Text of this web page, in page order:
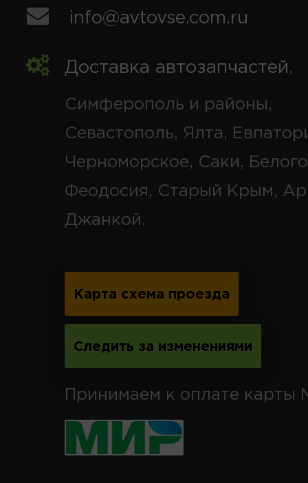
info@avtovse.com.ru
Доставка автозапчастей,
Симферополь и районы,
Севастополь, Ялта,
Черноморское, Саки,
Феодосия, Старый Крым,
Джанкой.
Карта схема проезда
Следить за изменениями
Принимаем к оплате карты